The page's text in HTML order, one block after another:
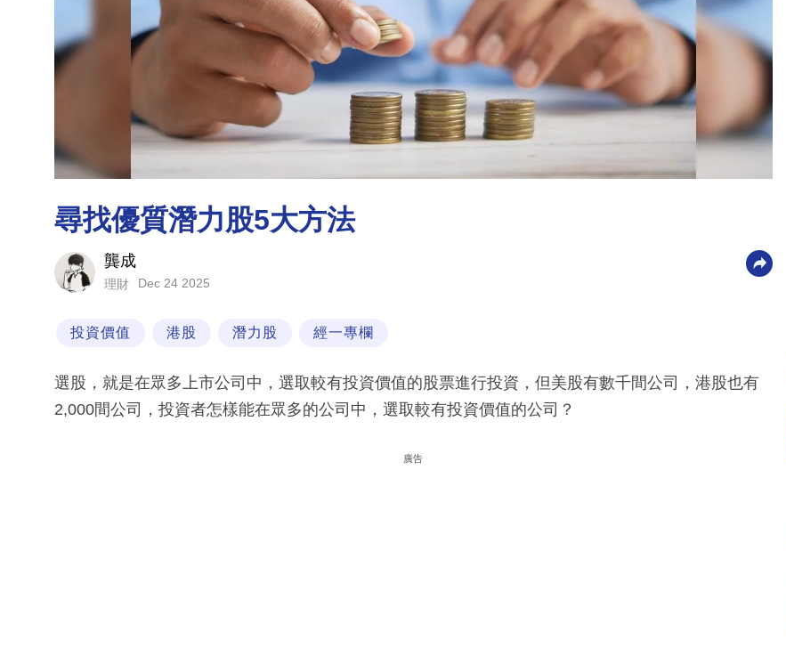
尋找優質潛力股5大方法
龔成
理財 Dec 24 2025
投資價值 港股 潛力股 經一專欄
選股，就是在眾多上市公司中，選取較有投資價值的股票進行投資，但美股有數千間公司，港股也有
2,000間公司，投資者怎樣能在眾多的公司中，選取較有投資價值的公司？
廣告